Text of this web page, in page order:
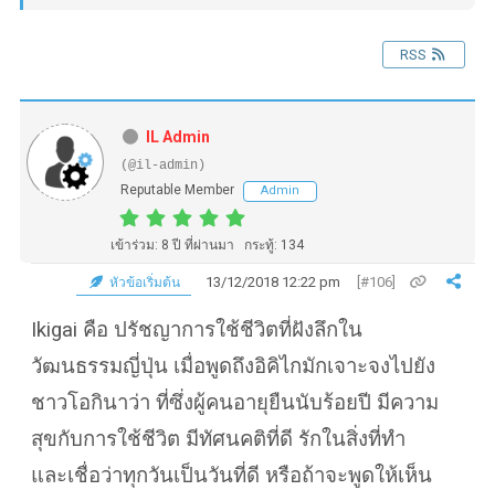
RSS
IL Admin
(@il-admin)
Reputable Member
Admin
เข้าร่วม: 8 ปี ที่ผ่านมา กระทู้: 134
หัวข้อเริ่มต้น 13/12/2018 12:22 pm [#106]
Ikigai คือ ปรัชญาการใช้ชีวิตที่ฝังลึกใน
วัฒนธรรมญี่ปุ่น เมื่อพูดถึงอิคิไกมักเจาะจงไปยัง
ชาวโอกินาว่า ที่ซึ่งผู้คนอายุยืนนับร้อยปี มีความ
สุขกับการใช้ชีวิต มีทัศนคติที่ดี รักในสิ่งที่ทำ
และเชื่อว่าทุกวันเป็นวันที่ดี หรือถ้าจะพูดให้เห็น